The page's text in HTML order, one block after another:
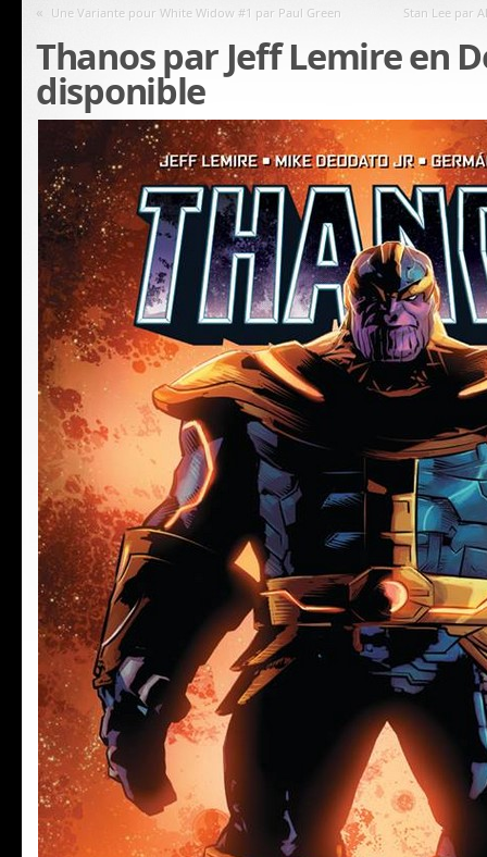
« Une Variante pour White Widow #1 par Paul Green Stan Lee par
Thanos par Jeff Lemire en
disponible